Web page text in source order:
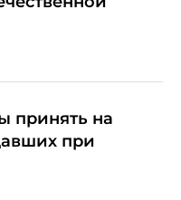
принять на
при